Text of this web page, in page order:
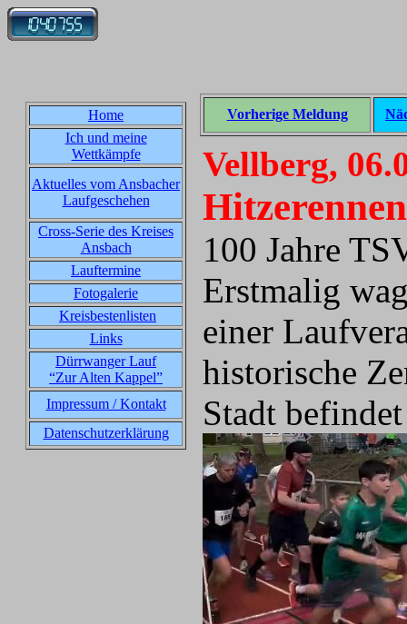
Home
Ich und meine
Wettkämpfe
Aktuelles vom Ansbacher
Laufgeschehen
Cross-Serie des Kreises
Ansbach
Lauftermine
Fotogalerie
Kreisbestenlisten
Links
Dürrwanger Lauf
“Zur Alten Kappel”
Impressum / Kontakt
Datenschutzerklärung
Vorherige Meldung
Vellberg,
100 Jahre
Erstmalig
einer
historische
Stadt